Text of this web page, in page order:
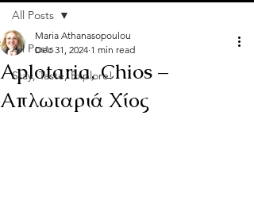
All Posts
Stay, Taste, Explore!
All Posts
Aplotaria, Chios –
Απλωταριά Χίος
Maria Athanasopoulou
Dec 31, 2024 1 min read